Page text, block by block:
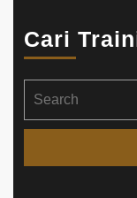
Cari
for: